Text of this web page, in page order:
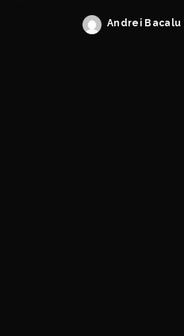
Posted
Andrei Bacalu